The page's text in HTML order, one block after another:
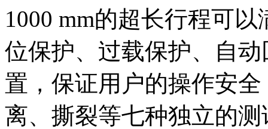
1000 mm的超长行程可
位保护、过载保护、自
置，保证用户的操作安
离、撕裂等七种独立的